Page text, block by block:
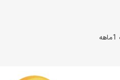
گارانتی